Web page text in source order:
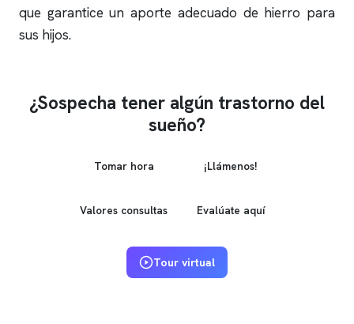
que garantice un aporte adecuado de hierro para
sus hijos.
¿Sospecha tener algún trastorno del
sueño?
Tomar hora ¡Llámenos!
Valores consultas Evalúate aquí
Tour virtual